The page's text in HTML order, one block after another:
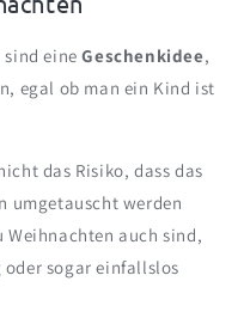
sind eine Geschenkidee,
egal ob man ein Kind ist
das Risiko, dass das
umgetauscht werden
Weihnachten auch sind,
sogar einfallslos